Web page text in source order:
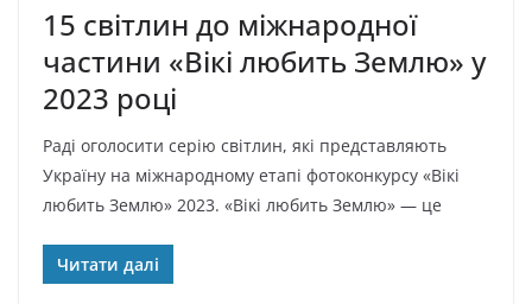
15 світлин до міжнародної
частини «Вікі любить Землю» у
2023 році
Раді оголосити серію світлин, які представляють
Україну на міжнародному етапі фотоконкурсу «Вікі
любить Землю» 2023. «Вікі любить Землю» — це
Читати далі